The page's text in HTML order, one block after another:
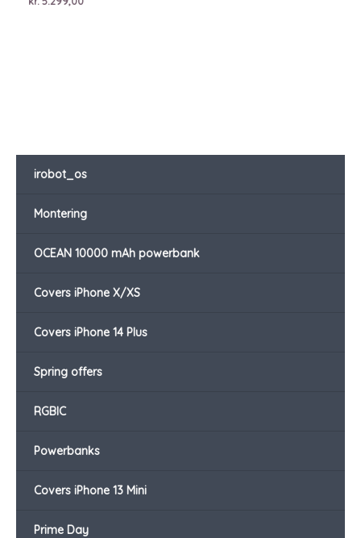
irobot_os
Montering
OCEAN 10000 mAh powerbank
Covers iPhone X/XS
Covers iPhone 14 Plus
Spring offers
RGBIC
Powerbanks
Covers iPhone 13 Mini
Prime Day